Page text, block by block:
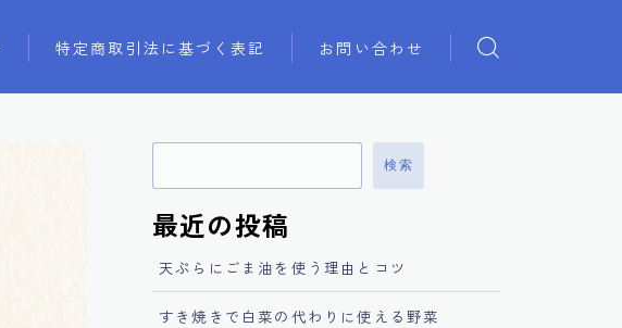
特定商取引法に基づく表記 お問い合わせ
検索
最近の投稿
天ぷらにごま油を使う理由とコツ
すき焼きで白菜の代わりに使える野菜